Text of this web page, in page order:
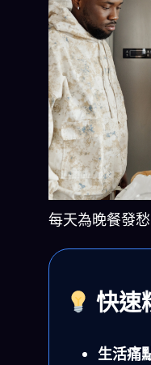
每天為晚餐發
快速
生活痛